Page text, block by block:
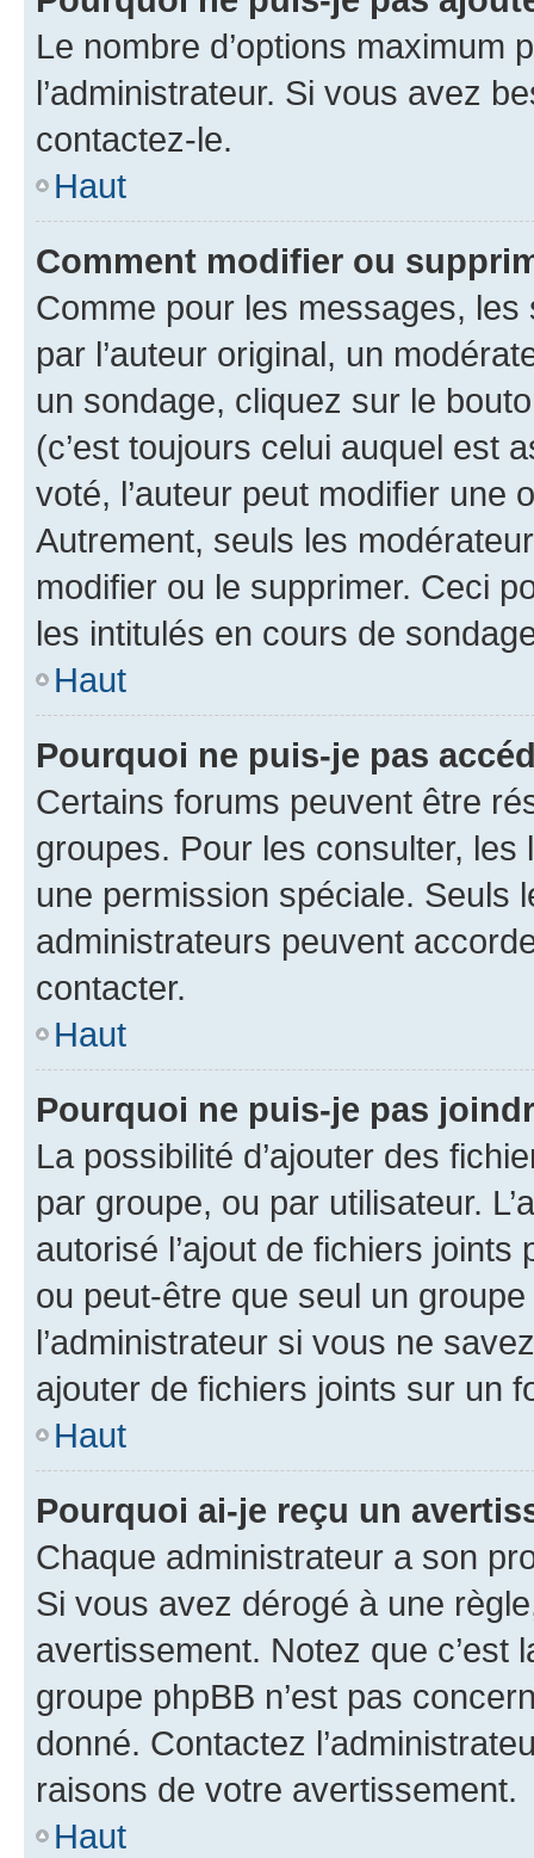
Le nombre d’options maximum
l’administrateur. Si vous avez
contactez-le.
Haut
Comment modifier ou
Comme pour les messages,
par l’auteur original, un
un sondage, cliquez sur le
(c’est toujours celui auquel est
voté, l’auteur peut modifier une
Autrement, seuls les
modifier ou le supprimer. Ceci
les intitulés en cours de
Haut
Pourquoi ne puis-je pas
Certains forums peuvent être
groupes. Pour les consulter,
une permission spéciale. Seuls
administrateurs peuvent
contacter.
Haut
Pourquoi ne puis-je pas
La possibilité d’ajouter des
par groupe, ou par utilisateur.
autorisé l’ajout de fichiers
ou peut-être que seul un
l’administrateur si vous ne
ajouter de fichiers joints sur un
Haut
Pourquoi ai-je reçu un
Chaque administrateur a son
Si vous avez dérogé à une
avertissement. Notez que c’est
groupe phpBB n’est pas
donné. Contactez
raisons de votre avertissement.
Haut